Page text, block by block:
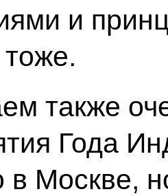
и
также
Года
в Москве,